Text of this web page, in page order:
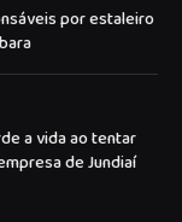
por estaleiro
a vida ao tentar
de Jundiaí